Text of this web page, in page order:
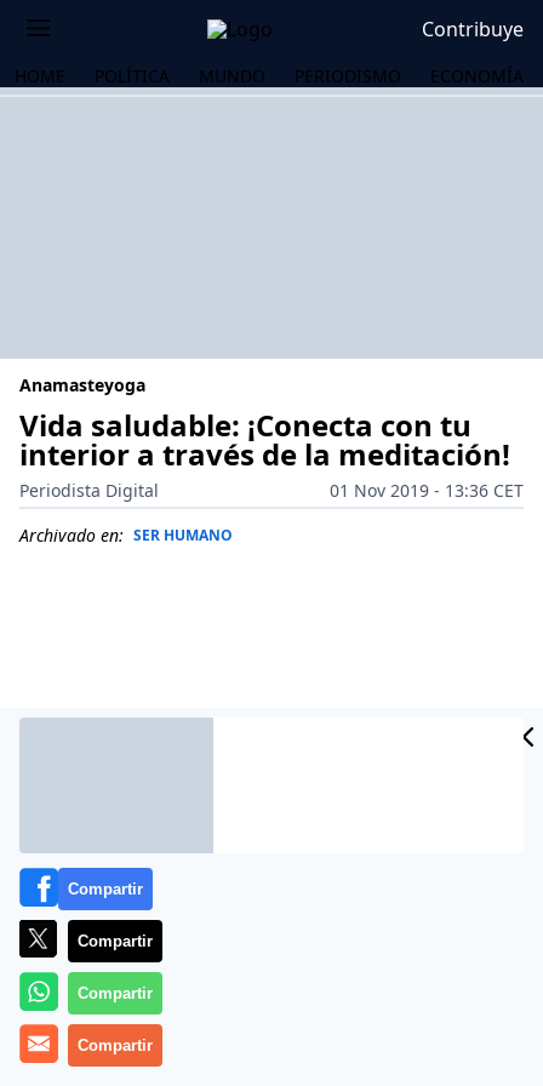
Contribuye
HOME POLÍTICA MUNDO PERIODISMO ECONOMÍA
Anamasteyoga
Vida saludable: ¡Conecta con tu
interior a través de la meditación!
Periodista Digital
01 Nov 2019 - 13:36 CET
Archivado en: SER HUMANO
Más información
Compartir
Compartir
Compartir
Compartir